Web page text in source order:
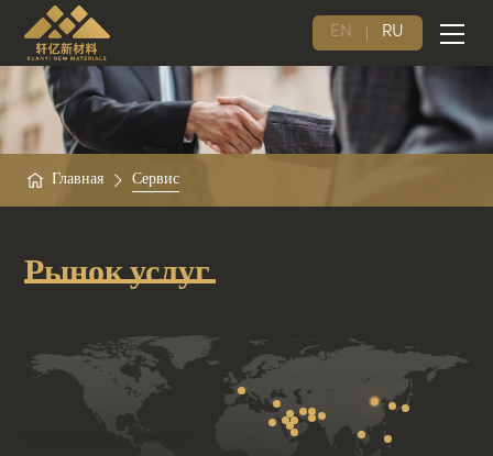
EN RU
Главная Сервис
Рынок услуг